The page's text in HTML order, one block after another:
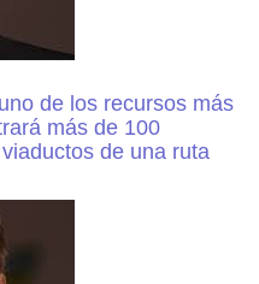
de los recursos más
más de 100
de una ruta